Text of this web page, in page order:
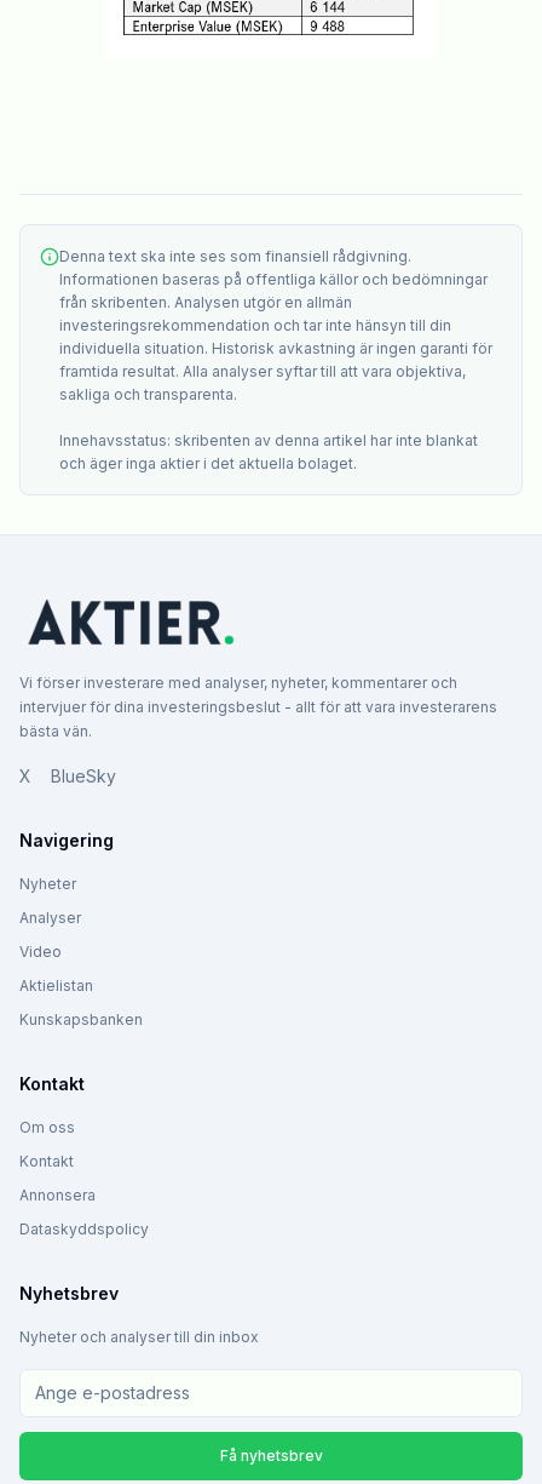
Denna text ska inte ses som finansiell rådgivning.
Informationen baseras på offentliga källor och bedömningar
från skribenten. Analysen utgör en allmän
investeringsrekommendation och tar inte hänsyn till din
individuella situation. Historisk avkastning är ingen garanti för
framtida resultat. Alla analyser syftar till att vara objektiva,
sakliga och transparenta.
Innehavsstatus: skribenten av denna artikel har inte blankat
och äger inga aktier i det aktuella bolaget.
Vi förser investerare med analyser, nyheter, kommentarer och
intervjuer för dina investeringsbeslut - allt för att vara investerarens
bästa vän.
X BlueSky
Navigering
Nyheter
Analyser
Video
Aktielistan
Kunskapsbanken
Kontakt
Om oss
Kontakt
Annonsera
Dataskyddspolicy
Nyhetsbrev
Nyheter och analyser till din inbox
Få nyhetsbrev